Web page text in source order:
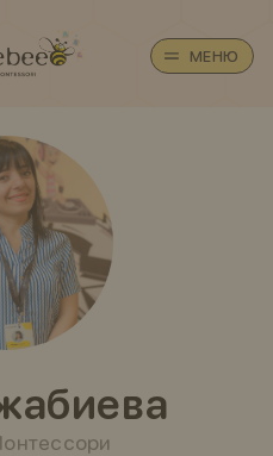
МЕНЮ